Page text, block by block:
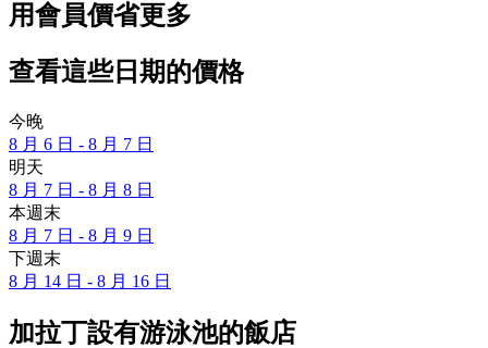
用會員價省更多
查看這些日期的價格
今晚
8 月 6 日 - 8 月 7 日
明天
8 月 7 日 - 8 月 8 日
本週末
8 月 7 日 - 8 月 9 日
下週末
8 月 14 日 - 8 月 16 日
加拉丁設有游泳池的飯店